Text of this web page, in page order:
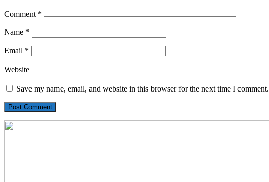
Comment *
Name *
Email *
Website
Save my name, email, and website in this browser for the next time I comment.